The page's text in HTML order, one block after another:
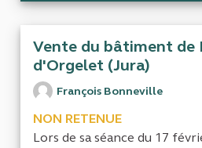
Vente du bâtiment de
d'Orgelet (Jura)
François Bonneville
NON RETENUE
Lors de sa séance du 17